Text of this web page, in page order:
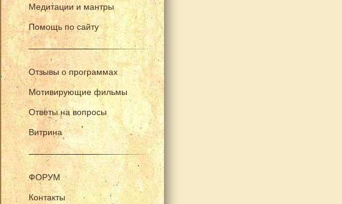
Медитации и мантры
Помощь по сайту
Отзывы о программах
Мотивирующие фильмы
Ответы на вопросы
Витрина
ФОРУМ
Контакты